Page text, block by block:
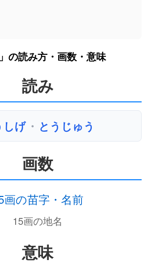
」の読み方・画数・意味
読み
しげ ・ とうじゅう
画数
画の苗字・名前
15画の地名
意味